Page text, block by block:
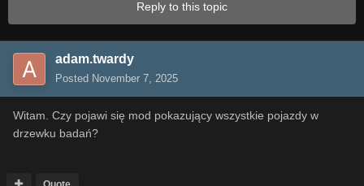
Reply to this topic
adam.twardy
Posted November 7, 2025
Witam. Czy pojawi się mod pokazujący wszystkie pojazdy w
drzewku badań?